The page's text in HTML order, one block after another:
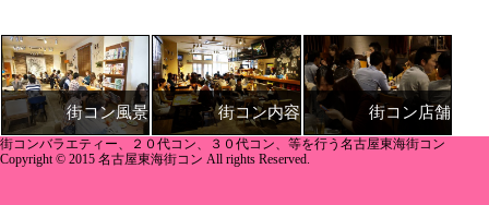
街コン風景 街コン内容 街コン店舗
街コンバラエティー、２０代コン、３０代コン、等を行う名古屋東海街コン
Copyright © 2015 名古屋東海街コン All rights Reserved.